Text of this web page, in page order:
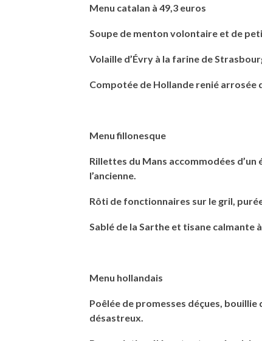
Menu catalan à 49,3 euros
Soupe de menton volontaire et de
Volaille d’Évry à la farine de
Compotée de Hollande renié arrosée
Menu fillonesque
Rillettes du Mans accommodées d’un
l’ancienne.
Rôti de fonctionnaires sur le gril,
Sablé de la Sarthe et tisane calmante
Menu hollandais
Poêlée de promesses déçues,
désastreux.